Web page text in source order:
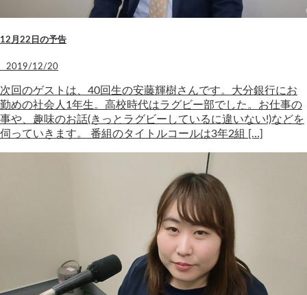
12月22日の予告
2019/12/20
次回のゲストは、40回生の安藤輝樹さんです。大分銀行にお
勤めの社会人1年生。高校時代はラグビー部でした。お仕事の
事や、趣味のお話(きっとラグビーしているに違いない!)などを
伺っていきます。 番組のタイトルコールは3年2組 […]